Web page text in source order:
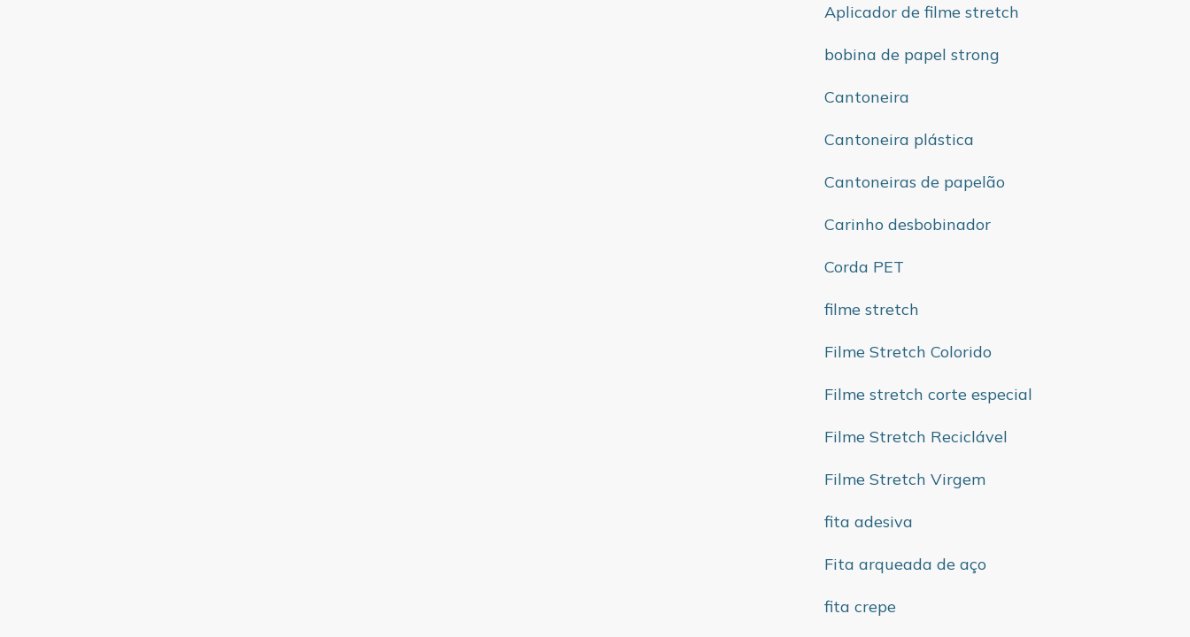
Aplicador de filme stretch
bobina de papel strong
Cantoneira
Cantoneira plástica
Cantoneiras de papelão
Carinho desbobinador
Corda PET
filme stretch
Filme Stretch Colorido
Filme stretch corte especial
Filme Stretch Reciclável
Filme Stretch Virgem
fita adesiva
Fita arqueada de aço
fita crepe